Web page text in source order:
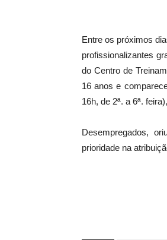
Entre os próximos
profissionalizantes
do Centro de
16 anos e
16h, de 2ª. a 6ª.
Desempregados,
prioridade na